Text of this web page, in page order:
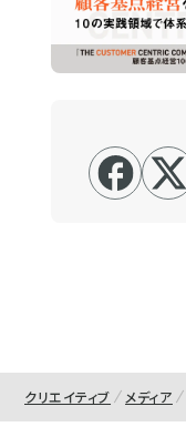
クリエイティブ メディア